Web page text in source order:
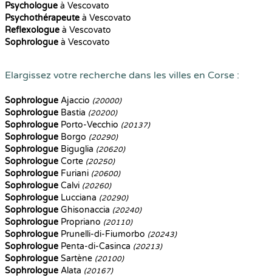
Psychologue à Vescovato
Psychothérapeute à Vescovato
Reflexologue à Vescovato
Sophrologue à Vescovato
Elargissez votre recherche dans les villes en Corse :
Sophrologue Ajaccio (20000)
Sophrologue Bastia (20200)
Sophrologue Porto-Vecchio (20137)
Sophrologue Borgo (20290)
Sophrologue Biguglia (20620)
Sophrologue Corte (20250)
Sophrologue Furiani (20600)
Sophrologue Calvi (20260)
Sophrologue Lucciana (20290)
Sophrologue Ghisonaccia (20240)
Sophrologue Propriano (20110)
Sophrologue Prunelli-di-Fiumorbo (20243)
Sophrologue Penta-di-Casinca (20213)
Sophrologue Sartène (20100)
Sophrologue Alata (20167)